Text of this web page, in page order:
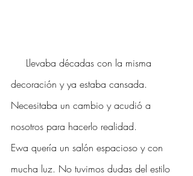
decoración y ya estaba cansada.
Necesitaba un cambio y acudió a
nosotros para hacerlo realidad.
Ewa quería un salón espacioso y con
mucha luz. No tuvimos dudas del estilo